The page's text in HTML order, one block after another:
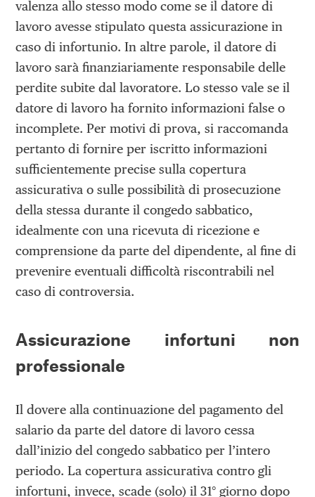
valenza allo stesso modo come se il datore di
lavoro avesse stipulato questa assicurazione in
caso di infortunio. In altre parole, il datore di
lavoro sarà finanziariamente responsabile delle
perdite subite dal lavoratore. Lo stesso vale se il
datore di lavoro ha fornito informazioni false o
incomplete. Per motivi di prova, si raccomanda
pertanto di fornire per iscritto informazioni
sufficientemente precise sulla copertura
assicurativa o sulle possibilità di prosecuzione
della stessa durante il congedo sabbatico,
idealmente con una ricevuta di ricezione e
comprensione da parte del dipendente, al fine di
prevenire eventuali difficoltà riscontrabili nel
caso di controversia.
Assicurazione infortuni non
professionale
Il dovere alla continuazione del pagamento del
salario da parte del datore di lavoro cessa
dall’inizio del congedo sabbatico per l’intero
periodo. La copertura assicurativa contro gli
infortuni, invece, scade (solo) il 31° giorno dopo